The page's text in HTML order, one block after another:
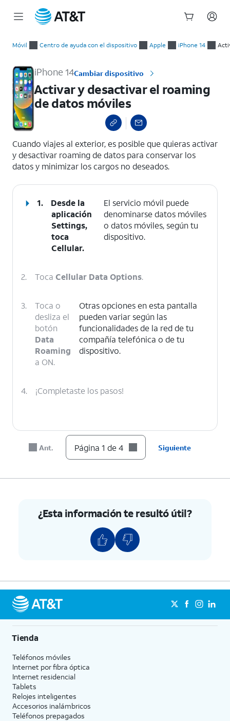
Móvil Centro de ayuda con el dispositivo Apple iPhone 14
iPhone 14Cambiar dispositivo
Activar y desactivar el roaming
de datos móviles
Cuando viajes al exterior, es posible que quieras activar
y desactivar roaming de datos para conservar los
datos y minimizar los cargos no deseados.
1.
Desde la
aplicación
Settings,
toca
Cellular.
El servicio móvil puede
denominarse datos móviles
o datos móviles, según tu
dispositivo.
2. Toca Cellular Data Options.
3.
Toca o
desliza el
botón
Data
Roaming
a ON.
Otras opciones en esta pantalla
pueden variar según las
funcionalidades de la red de tu
compañía telefónica o de tu
dispositivo.
4. ¡Completaste los pasos!
Ant. Página 1 de 4 Siguiente
¿Esta información te resultó útil?
Tienda
Teléfonos móviles
Internet por fibra óptica
Internet residencial
Tablets
Relojes inteligentes
Accesorios inalámbricos
Teléfonos prepagados